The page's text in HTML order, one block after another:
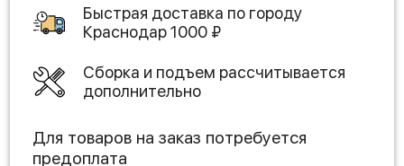
Быстрая доставка по городу
Краснодар1000 ₽
Сборка и подъем рассчитывается
дополнительно
Для товаров на заказ потребуется
предоплата